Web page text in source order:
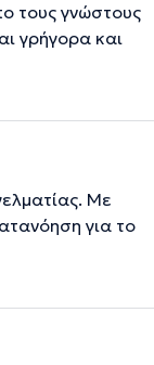
τους γνώστους
γρήγορα και
Με
για το